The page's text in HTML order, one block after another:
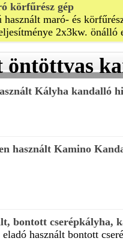
körfűrész gép
maró- és
2x3kw. önálló
öntöttvas
Kályha kandalló
használt Kamino
bontott cserépkályha,
használt bontott